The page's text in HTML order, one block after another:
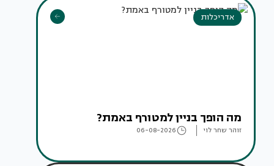
אדריכלות
מה הופך בניין למטורף באמת?
זוהר שחר לוי 06-08-2026